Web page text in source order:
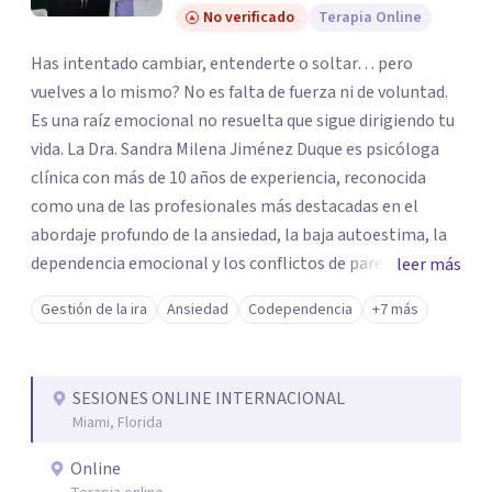
No verificado Terapia Online
Has intentado cambiar, entenderte o soltar… pero
vuelves a lo mismo? No es falta de fuerza ni de voluntad.
Es una raíz emocional no resuelta que sigue dirigiendo tu
vida. La Dra. Sandra Milena Jiménez Duque es psicóloga
clínica con más de 10 años de experiencia, reconocida
como una de las profesionales más destacadas en el
abordaje profundo de la ansiedad, la baja autoestima, la
dependencia emocional y los conflictos de pareja. Ha
trabajado con pacientes en diferentes países,
acompañando procesos complejos. Su enfoque
trabaja el síntoma, trabaja la raíz que lo origina. Su
metodología interviene en tres niveles: regulación del
sistema emocional, reprocesamiento de heridas de la
infancia y reestructuración cognitiva profunda,
leer más
Gestión de la ira Ansiedad Codependencia +7 más
SESIONES ONLINE INTERNACIONAL
Miami, Florida
Online